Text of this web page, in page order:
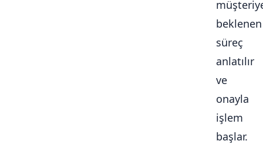
beklenen
süreç
anlatılır
ve
onayla
işlem
başlar.